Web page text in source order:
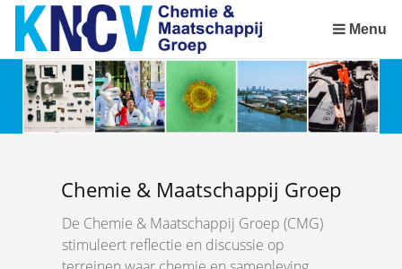
Sla
links
over
Spring
naar
de
inhoud
naar
menu
Menu
Chemie & Maatschappij Groep
De Chemie & Maatschappij Groep (CMG)
stimuleert reflectie en discussie op